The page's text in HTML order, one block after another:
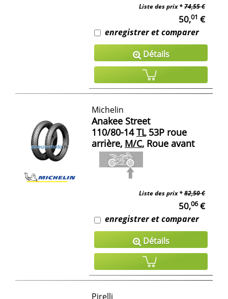
Liste des prix *74,55 €
50,01 €
enregistrer et comparer
Détails
Michelin
Anakee Street
110/80-14 TL53P roue
arrière, M/C, Roue avant
Liste des prix *82,50 €
50,06€
enregistrer et comparer
Détails
Pirelli